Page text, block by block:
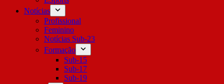
Notícias
Profissional
Feminino
Notícias Sub-23
Formação
Sub-15
Sub-17
Sub-19